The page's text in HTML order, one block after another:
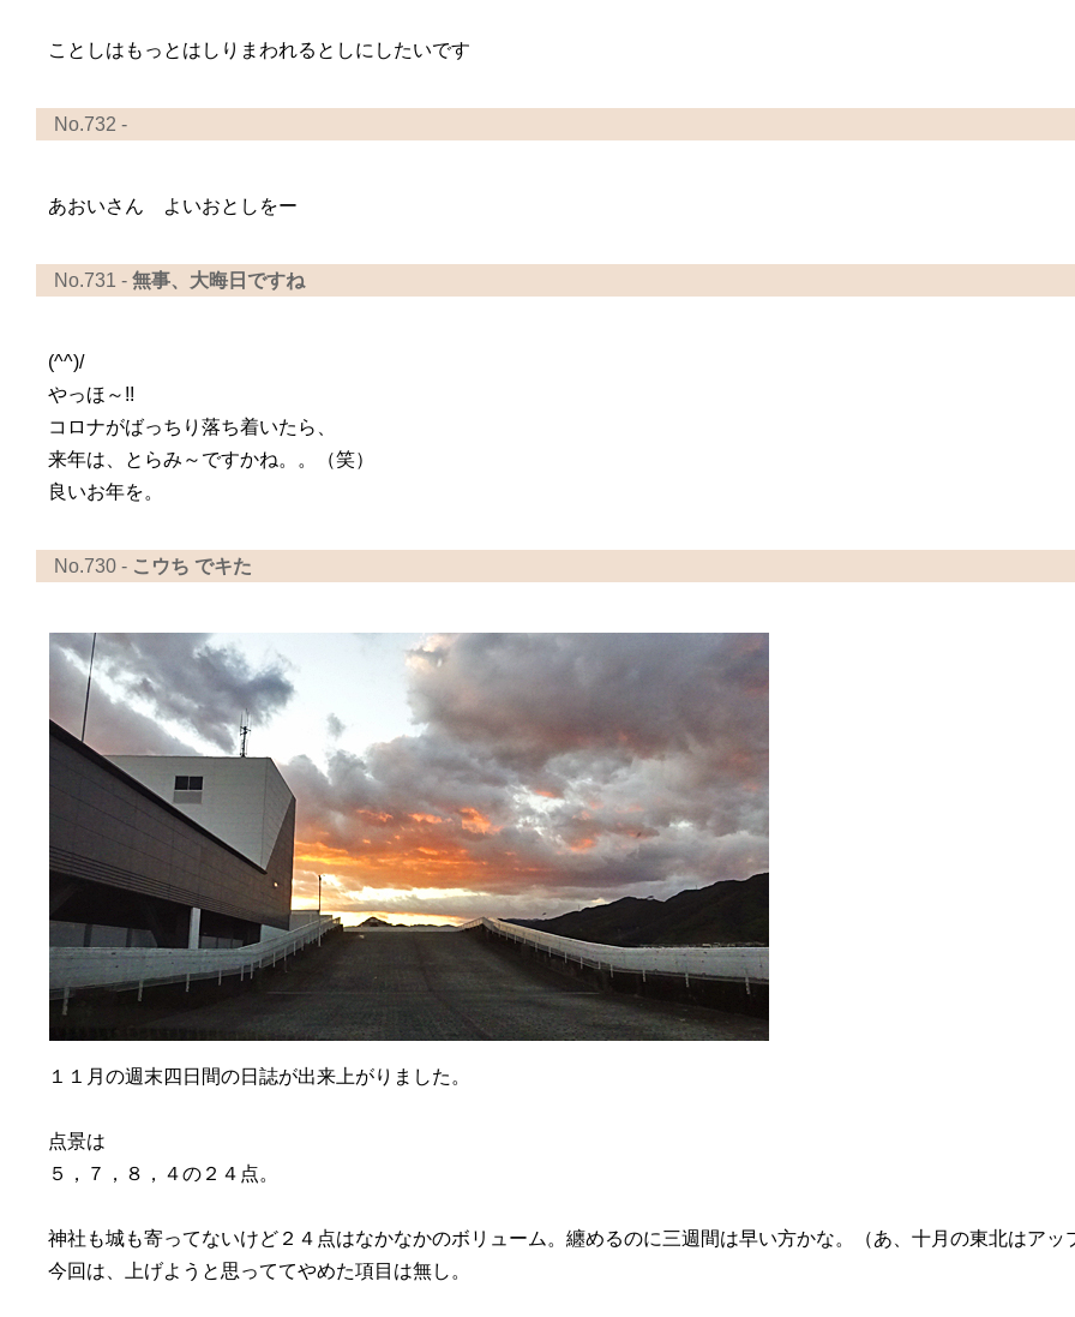
ことしはもっとはしりまわれるとしにしたいです
No.732 -
あおいさん よいおとしをー
No.731 - 無事、大晦日ですね
(^^)/
やっほ～!!
コロナがばっちり落ち着いたら、
来年は、とらみ～ですかね。。（笑）
良いお年を。
No.730 - こウち でキた
１１月の週末四日間の日誌が出来上がりました。
点景は
５，７，８，４の２４点。
神社も城も寄ってないけど２４点はなかなかのボリューム。纏めるのに三週間は早い方かな。（あ、十月の東北はアッ
今回は、上げようと思っててやめた項目は無し。